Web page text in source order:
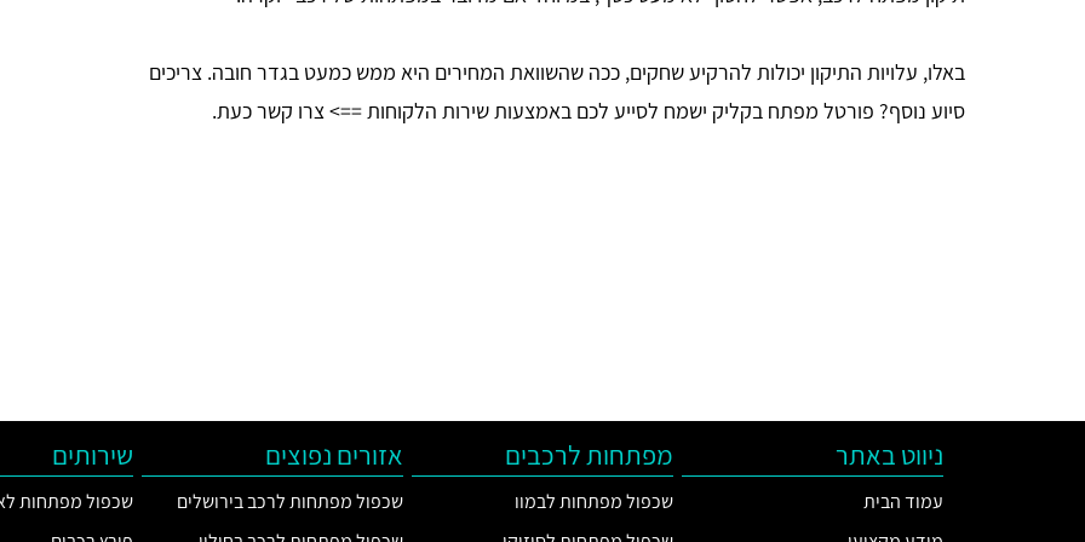
באלו, עלויות התיקון יכולות להרקיע שחקים, ככה שהשוואת המחירים היא ממש כמעט בגדר חובה. צריכים
סיוע נוסף? פורטל מפתח בקליק ישמח לסייע לכם באמצעות שירות הלקוחות ==> צרו קשר כעת.
ניווט באתר
עמוד הבית
מפתחות לרכבים
שכפול מפתחות לבמוו
אזורים נפוצים
שכפול מפתחות לרכב בירושלים
שירותים
שכפול מפתחות